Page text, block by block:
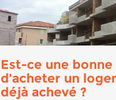
Est-ce une bonne
d’acheter un
déjà achevé ?